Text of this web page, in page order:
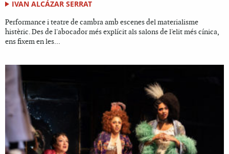
IVAN ALCÁZAR SERRAT
Performance i teatre de cambra amb escenes del materialisme
histèric. Des de l'abocador més explícit als salons de l'elit més cínica,
ens fixem en les...